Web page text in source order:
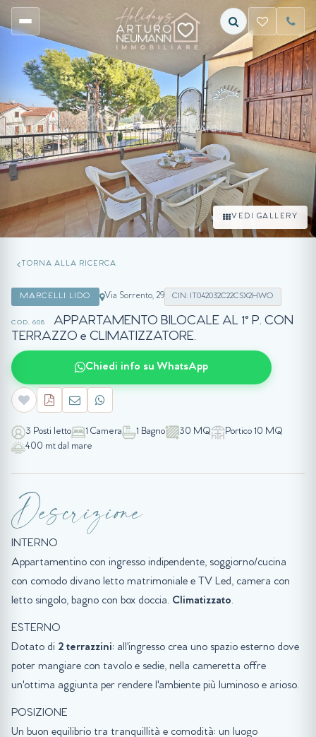
VEDI GALLERY
TORNA ALLA RICERCA
MARCELLI LIDO Via Sorrento, 29 CIN: IT042032C22CSX2HWO
COD. 608
APPARTAMENTO BILOCALE AL 1° P. CON
TERRAZZO e CLIMATIZZATORE.
Chiedi info su WhatsApp
3 Posti letto 1 Camera 1 Bagno 30 MQ
Portico 10 MQ
400 mt dal mare
Descrizione
INTERNO
Appartamentino con ingresso indipendente, soggiorno/cucina
con comodo divano letto matrimoniale e TV Led, camera con
letto singolo, bagno con box doccia. Climatizzato.
ESTERNO
Dotato di 2 terrazzini: all'ingresso crea uno spazio esterno dove
poter mangiare con tavolo e sedie, nella cameretta offre
un'ottima aggiunta per rendere l'ambiente più luminoso e arioso.
POSIZIONE
Un buon equilibrio tra tranquillità e comodità: un luogo